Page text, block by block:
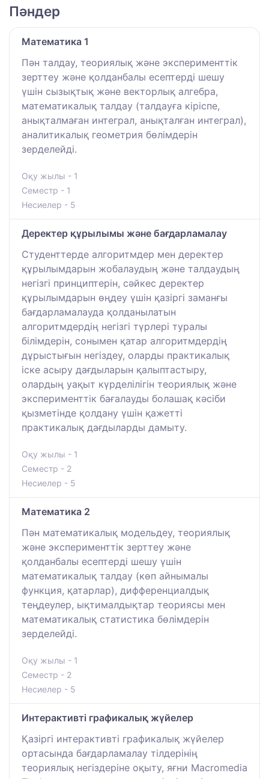
Пәндер
Математика 1
Пән талдау, теориялық және эксперименттік
зерттеу және қолданбалы есептерді шешу
үшін сызықтық және векторлық алгебра,
математикалық талдау (талдауға кіріспе,
анықталмаған интеграл, анықталған интеграл),
аналитикалық геометрия бөлімдерін
зерделейді.
Оқу жылы - 1
Семестр - 1
Несиелер - 5
Деректер құрылымы және бағдарламалау
Студенттерде алгоритмдер мен деректер
құрылымдарын жобалаудың және талдаудың
негізгі принциптерін, сәйкес деректер
құрылымдарын өңдеу үшін қазіргі заманғы
бағдарламалауда қолданылатын
алгоритмдердің негізгі түрлері туралы
білімдерін, сонымен қатар алгоритмдердің
дұрыстығын негіздеу, оларды практикалық
іске асыру дағдыларын қалыптастыру,
олардың уақыт күрделілігін теориялық және
эксперименттік бағалауды болашақ кәсіби
қызметінде қолдану үшін қажетті
практикалық дағдыларды дамыту.
Оқу жылы - 1
Семестр - 2
Несиелер - 5
Математика 2
Пән математикалық модельдеу, теориялық
және эксперименттік зерттеу және
қолданбалы есептерді шешу үшін
математикалық талдау (көп айнымалы
функция, қатарлар), дифференциалдық
теңдеулер, ықтималдықтар теориясы мен
математикалық статистика бөлімдерін
зерделейді.
Оқу жылы - 1
Семестр - 2
Несиелер - 5
Интерактивті графикалық жүйелер
Қазіргі интерактивті графикалық жүйелер
ортасында бағдарламалау тілдерінің
теориялық негіздеріне оқыту, яғни Macromedia